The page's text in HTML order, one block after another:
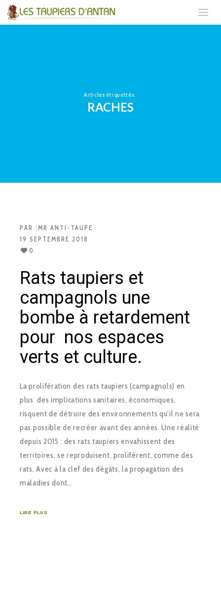
Articles étiquettés :
RACHES
PAR :MR ANTI-TAUPE
19 SEPTEMBRE 2018
0
Rats taupiers et
campagnols une
bombe à retardement
pour nos espaces
verts et culture.
La prolifération des rats taupiers (campagnols) en
plus des implications sanitaires, économiques,
risquent de détruire des environnements qu’il ne sera
pas possible de recréer avant des années. Une réalité
depuis 2015 : des rats taupiers envahissent des
territoires, se reproduisent, prolifèrent, comme des
rats. Avec à la clef des dégâts, la propagation des
maladies dont…
LIRE PLUS